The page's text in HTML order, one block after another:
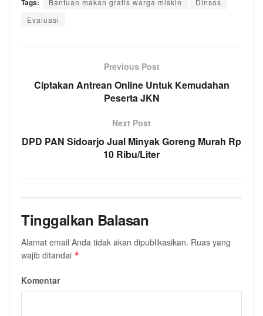
Tags:
Evaluasi
Previous Post
Ciptakan Antrean Online Untuk Kemudahan
Peserta JKN
Next Post
DPD PAN Sidoarjo Jual Minyak Goreng Murah Rp
10 Ribu/Liter
Tinggalkan Balasan
Alamat email Anda tidak akan dipublikasikan. Ruas yang
wajib ditandai *
Komentar